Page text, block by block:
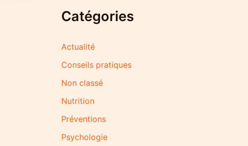
Catégories
Actualité
Conseils pratiques
Non classé
Nutrition
Préventions
Psychologie